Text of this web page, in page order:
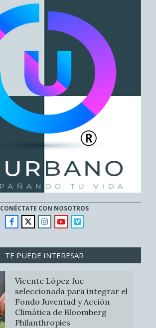
CONÉCTATE CON NOSOTROS
TE PUEDE INTERESAR
Vicente López fue
seleccionada para integrar el
Fondo Juventud y Acción
Climática de Bloomberg
Philanthropies